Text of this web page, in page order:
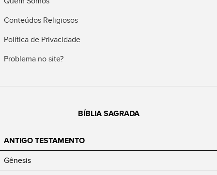
Conteúdos Religiosos
Política de Privacidade
Problema no site?
BÍBLIA SAGRADA
ANTIGO TESTAMENTO
Gênesis